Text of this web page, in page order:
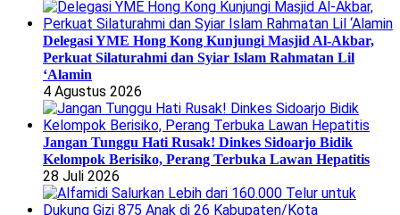
Delegasi YME Hong Kong Kunjungi Masjid Al-Akbar,
Perkuat Silaturahmi dan Syiar Islam Rahmatan Lil
‘Alamin
4 Agustus 2026
Jangan Tunggu Hati Rusak! Dinkes Sidoarjo Bidik
Kelompok Berisiko, Perang Terbuka Lawan Hepatitis
28 Juli 2026